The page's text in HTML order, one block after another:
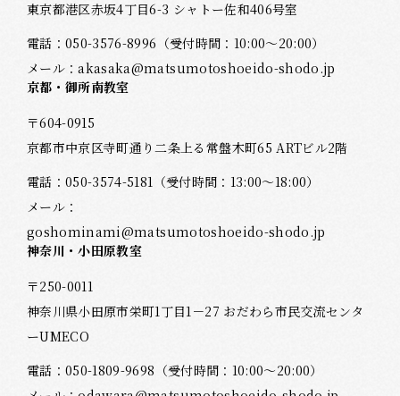
東京都港区赤坂4丁目6-3 シャトー佐和406号室
電話：050-3576-8996 （受付時間：10:00～20:00）
メール：akasaka@matsumotoshoeido-shodo.jp
京都・御所南教室
〒604-0915
京都市中京区寺町通り二条上る常盤木町65 ARTビル2階
電話：050-3574-5181 （受付時間：13:00～18:00）
メール：
goshominami@matsumotoshoeido-shodo.jp
神奈川・小田原教室
〒250-0011
神奈川県小田原市栄町1丁目1－27 おだわら市民交流センタ
ーUMECO
電話：050-1809-9698 （受付時間：10:00～20:00）